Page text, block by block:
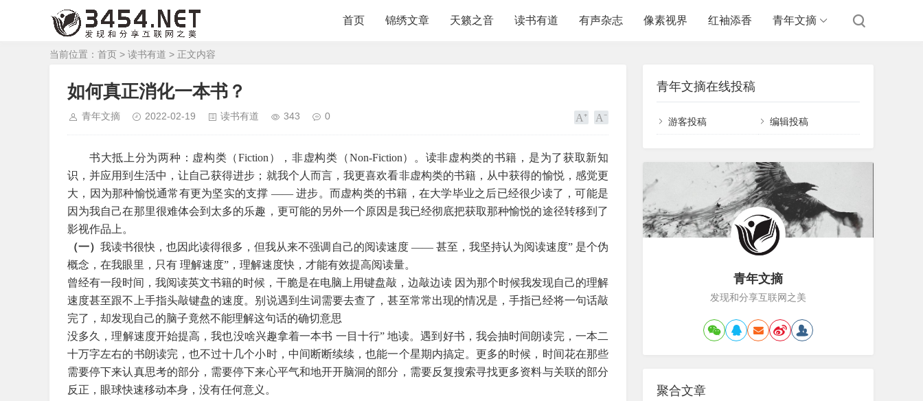
首页 锦绣文章 天籁之音 读书有道 有声杂志 像素视界 红袖添香 青年文摘
当前位置： 首页 > 读书有道 > 正文内容
如何真正消化一本书？
青年文摘 2022-02-19 读书有道 343 0
书大抵上分为两种：虚构类（Fiction），非虚构类（Non-Fiction）。读非虚构类的书籍，是为了获取新知
识，并应用到生活中，让自己获得进步；就我个人而言，我更喜欢看非虚构类的书籍，从中获得的愉悦，感觉更
大，因为那种愉悦通常有更为坚实的支撑 —— 进步。而虚构类的书籍，在大学毕业之后已经很少读了，可能是
因为我自己在那里很难体会到太多的乐趣，更可能的另外一个原因是我已经彻底把获取那种愉悦的途径转移到了
影视作品上。
（一）我读书很快，也因此读得很多，但我从来不强调自己的阅读速度 —— 甚至，我坚持认为阅读速度” 是个伪
概念，在我眼里，只有 理解速度”，理解速度快，才能有效提高阅读量。
曾经有一段时间，我阅读英文书籍的时候，干脆是在电脑上用键盘敲，边敲边读 因为那个时候我发现自己的理解
速度甚至跟不上手指头敲键盘的速度。别说遇到生词需要去查了，甚至常常出现的情况是，手指已经将一句话敲
完了，却发现自己的脑子竟然不能理解这句话的确切意思
没多久，理解速度开始提高，我也没啥兴趣拿着一本书 一目十行” 地读。遇到好书，我会抽时间朗读完，一本二
十万字左右的书朗读完，也不过十几个小时，中间断断续续，也能一个星期内搞定。更多的时候，时间花在那些
需要停下来认真思考的部分，需要停下来心平气和地开开脑洞的部分，需要反复搜索寻找更多资料与关联的部分
反正，眼球快速移动本身，没有任何意义。
青年文摘在线投稿
游客投稿 编辑投稿
青年文摘
发现和分享互联网之美
聚合文章